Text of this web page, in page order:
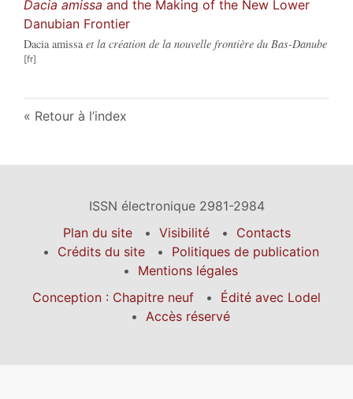
Dacia amissa and the Making of the New Lower
Danubian Frontier
Dacia amissa et la création de la nouvelle frontière du Bas-Danube
Retour à l’index
ISSN électronique 2981-2984
Plan du site
Visibilité
Contacts
Crédits du site
Politiques de publication
Mentions légales
Conception : Chapitre neuf
Édité avec Lodel
Accès réservé